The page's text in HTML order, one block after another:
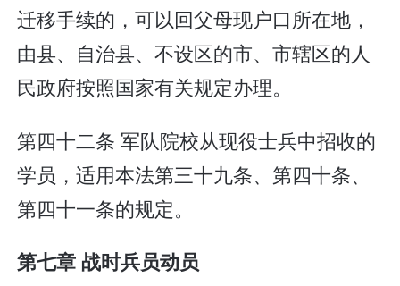
迁移手续的，可以回父母现户口所在地，
由县、自治县、不设区的市、市辖区的人
民政府按照国家有关规定办理。
第四十二条 军队院校从现役士兵中招收的
学员，适用本法第三十九条、第四十条、
第四十一条的规定。
第七章 战时兵员动员